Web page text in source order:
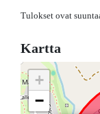
Tulokset ovat
Kartta
+
−